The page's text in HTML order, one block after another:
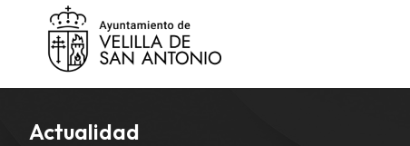
Actualidad